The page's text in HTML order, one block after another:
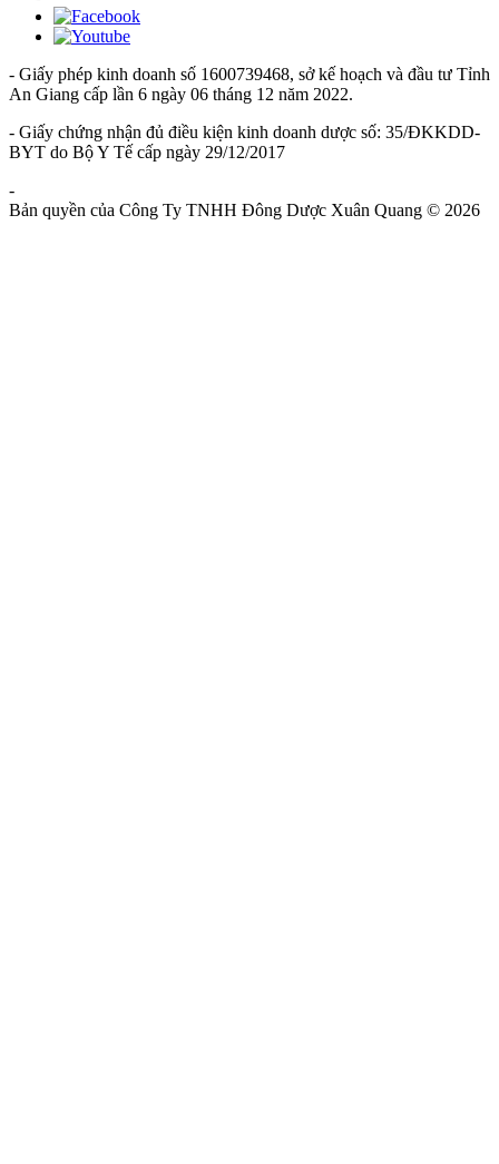
- Giấy phép kinh doanh số 1600739468, sở kế hoạch và đầu tư Tỉnh
An Giang cấp lần 6 ngày 06 tháng 12 năm 2022.
- Giấy chứng nhận đủ điều kiện kinh doanh dược số: 35/ĐKKDD-
BYT do Bộ Y Tế cấp ngày 29/12/2017
-
Bản quyền của Công Ty TNHH Đông Dược Xuân Quang © 2026